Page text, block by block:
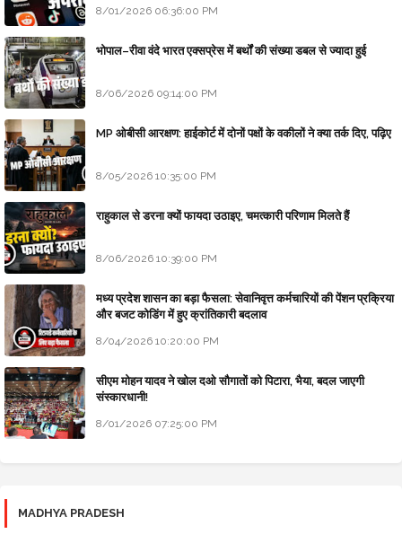
8/01/2026 06:36:00 PM
भोपाल–रीवा वंदे भारत एक्सप्रेस में बर्थों की संख्या डबल से ज्यादा हुई
8/06/2026 09:14:00 PM
MP ओबीसी आरक्षण: हाईकोर्ट में दोनों पक्षों के वकीलों ने क्या तर्क दिए, पढ़िए
8/05/2026 10:35:00 PM
राहुकाल से डरना क्यों फायदा उठाइए, चमत्कारी परिणाम मिलते हैं
8/06/2026 10:39:00 PM
मध्य प्रदेश शासन का बड़ा फैसला: सेवानिवृत्त कर्मचारियों की पेंशन प्रक्रिया
और बजट कोडिंग में हुए क्रांतिकारी बदलाव
8/04/2026 10:20:00 PM
सीएम मोहन यादव ने खोल दओ सौगातों को पिटारा, भैया, बदल जाएगी
संस्कारधानी!
8/01/2026 07:25:00 PM
MADHYA PRADESH